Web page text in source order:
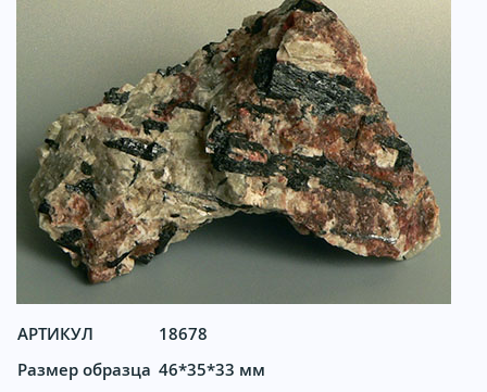
АРТИКУЛ
18678
Размер образца 46*35*33 мм